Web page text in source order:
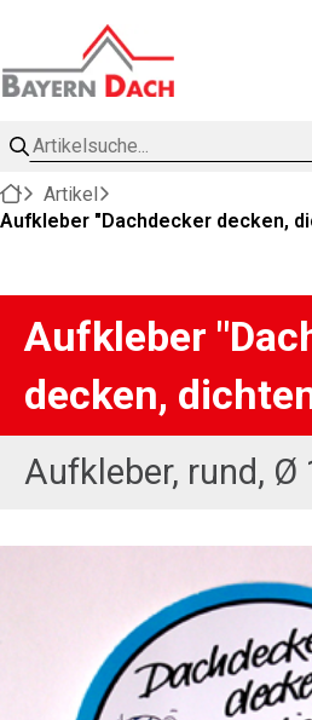
Artikelsuche
Artikel
Aufkleber
decken,
Aufkleber, rund, Ø